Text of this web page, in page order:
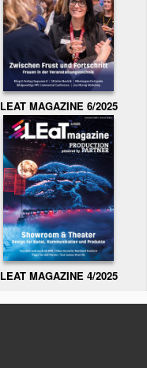
LEAT MAGAZINE 6/2025
LEAT MAGAZINE 4/2025